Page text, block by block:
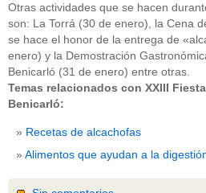
Otras actividades que se hacen
son: La Torrá (30 de enero), la Cena
se hace el honor de la entrega de
enero) y la Demostración
Benicarló (31 de enero) entre otras.
Temas relacionados con XXIII
Benicarló:
Recetas de alcachofas
Alimentos que ayudan a la